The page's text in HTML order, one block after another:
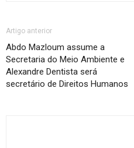
Artigo anterior
Abdo Mazloum assume a
Secretaria do Meio Ambiente e
Alexandre Dentista será
secretário de Direitos Humanos